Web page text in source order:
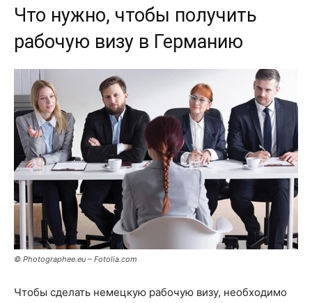
Что нужно, чтобы получить
рабочую визу в Германию
© Photographee.eu – Fotolia.com
Чтобы сделать немецкую рабочую визу, необходимо